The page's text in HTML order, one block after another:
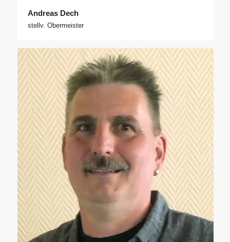
Andreas Dech
stellv. Obermeister